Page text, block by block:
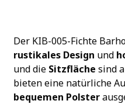
Der KIB-005-Fichte
rustikales Design und
und die Sitzfläche sind
bieten eine natürliche
bequemen Polster